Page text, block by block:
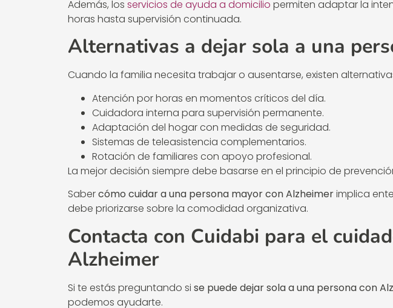
Además, los servicios de ayuda a domicilio permiten adaptar la
horas hasta supervisión continuada.
Alternativas a dejar sola a una
Cuando la familia necesita trabajar o ausentarse, existen
Atención por horas en momentos críticos del día.
Cuidadora interna para supervisión permanente.
Adaptación del hogar con medidas de seguridad.
Sistemas de teleasistencia complementarios.
Rotación de familiares con apoyo profesional.
La mejor decisión siempre debe basarse en el principio de
Sabercómo cuidar a una persona mayor con Alzheimerimplica
debe priorizarse sobre la comodidad organizativa.
Contacta con Cuidabi para el
Alzheimer
Si te estás preguntando si se puede dejar sola a una persona con
podemos ayudarte.